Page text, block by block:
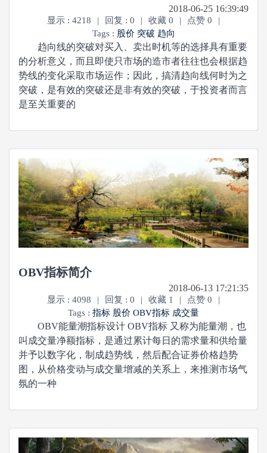
2018-06-25 16:39:49
显示 : 4218 | 回复 : 0 | 收藏 0 | 点赞 0
|
Tags : 股价 突破 趋向
趋向线的突破对买入、卖出时机等的选择具有重要
的分析意义，而且即使只市场的造市者往往也会根据趋
势线的变化采取市场运作；因此，搞清趋向线何时为之
突破，是有效的突破还是非有效的突破，于投资者而言
是至关重要的
OBV指标简介
2018-06-13 17:21:35
显示 : 4098 | 回复 : 0 | 收藏 1 | 点赞 0
|
Tags : 指标 股价 OBV指标 成交量
OBV能量潮指标设计 OBV指标 又称为能量潮，也
叫成交量净额指标，是通过累计每日的需求量和供给量
并予以数字化，制成趋势线，然后配合证券价格趋势
图，从价格变动与成交量增减的关系上，来推测市场气
氛的一种